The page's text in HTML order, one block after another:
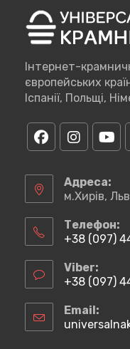
Інтернет-
європейських
Іспанії, Польщі,
новій
вкладці
новій
вкладці
новій
вкладці
Адреса:
м.Хирів,
Телефон:
+38 (097)
у
вашому
Viber:
+38 (097)
у
вашому
Email: